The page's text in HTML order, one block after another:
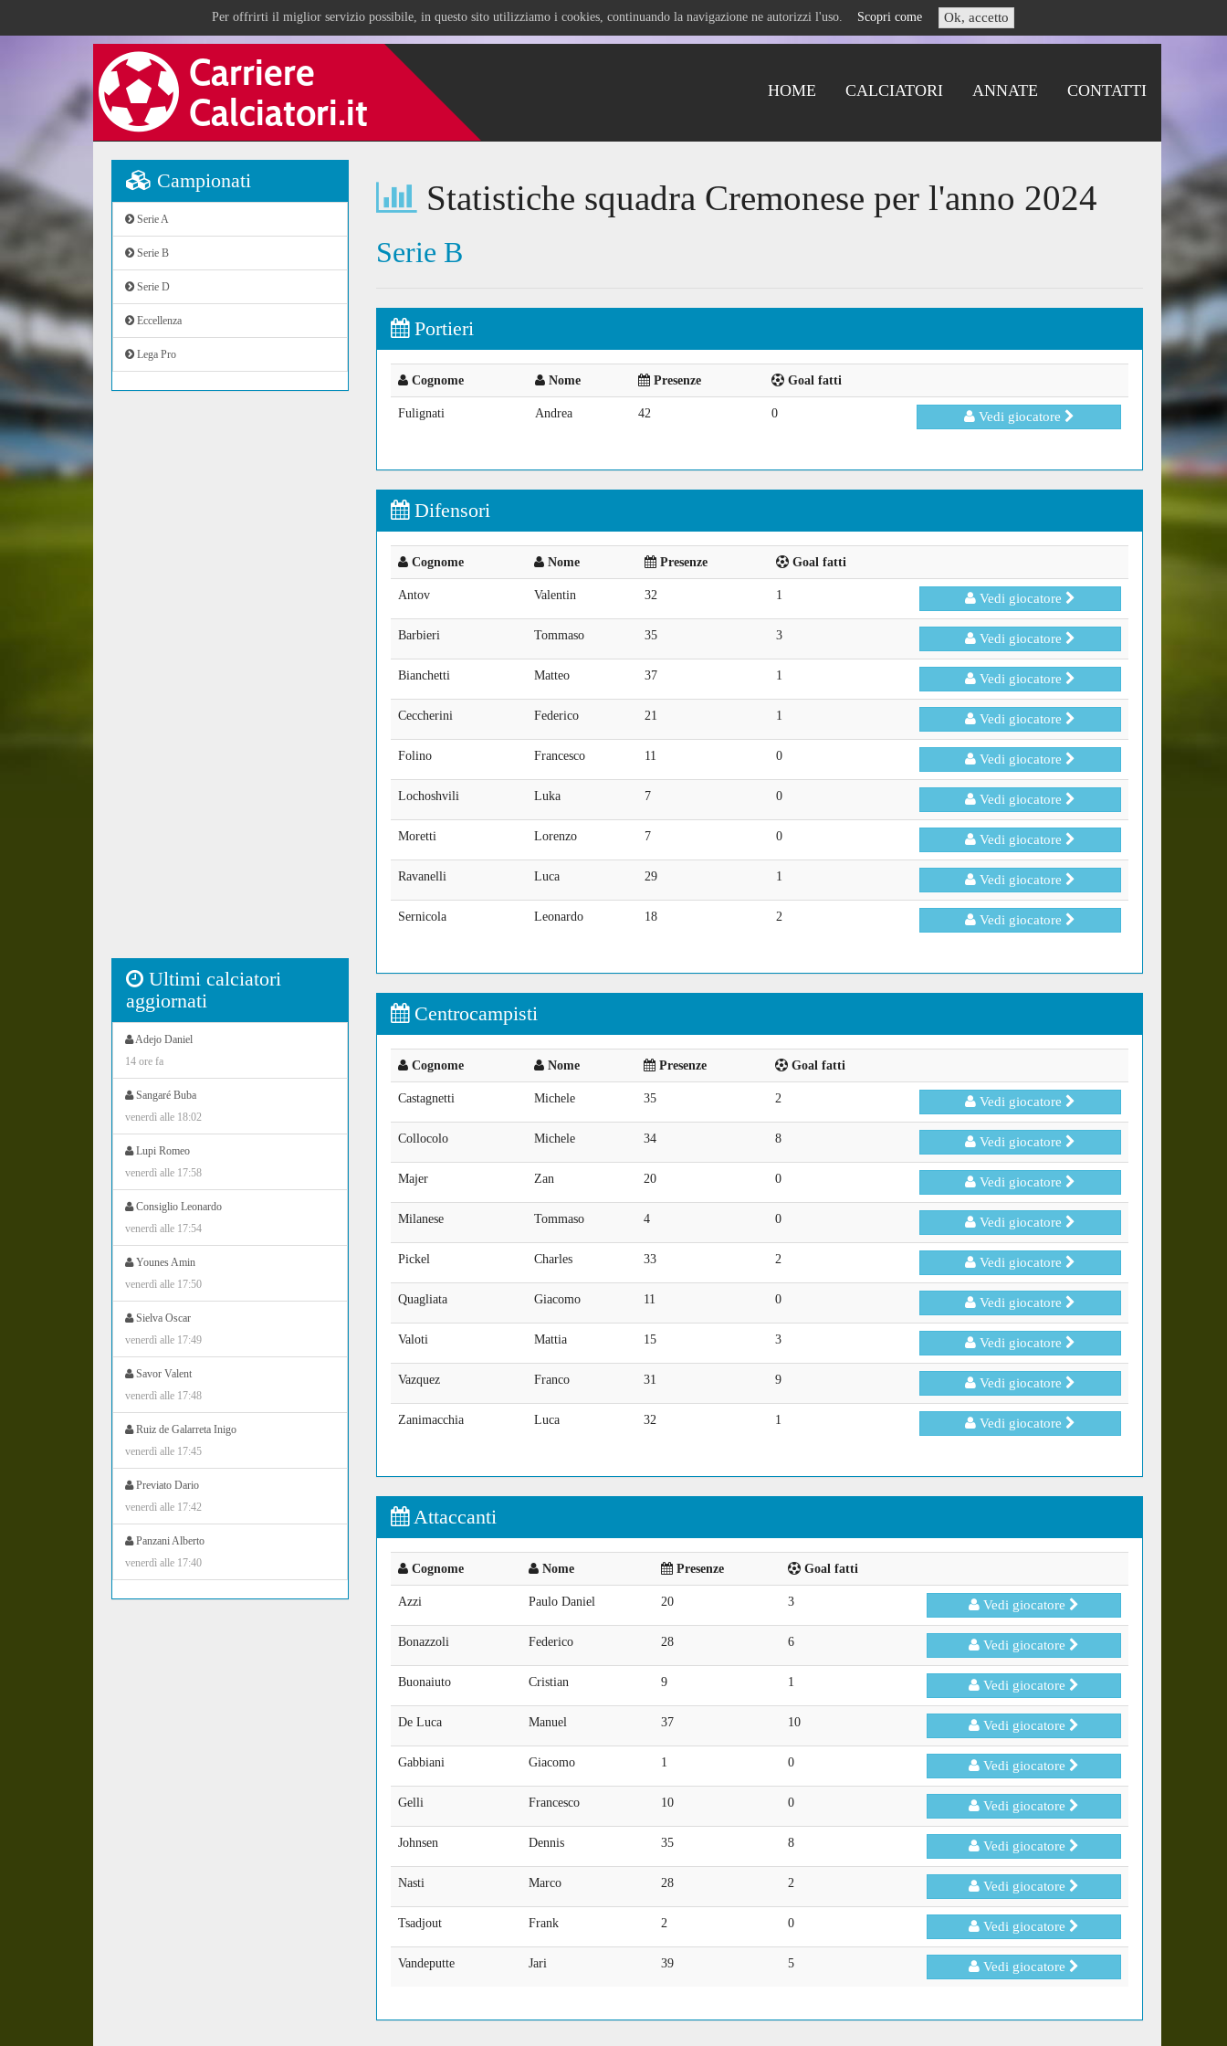
Per offrirti il miglior servizio possibile, in questo sito utilizziamo i cookies, continuando la navigazione ne autorizzi l'uso. Scopri come Ok, accetto
HOME CALCIATORI ANNATE CONTATTI
Campionati
Serie A
Serie B
Serie D
Eccellenza
Lega Pro
Ultimi calciatori
aggiornati
Adejo Daniel
14 ore fa
Sangaré Buba
venerdì alle 18:02
Lupi Romeo
venerdì alle 17:58
Consiglio Leonardo
venerdì alle 17:54
Younes Amin
venerdì alle 17:50
Sielva Oscar
venerdì alle 17:49
Savor Valent
venerdì alle 17:48
Ruiz de Galarreta Inigo
venerdì alle 17:45
Previato Dario
venerdì alle 17:42
Panzani Alberto
venerdì alle 17:40
Statistiche squadra Cremonese per l'anno 2024
Serie B
Portieri
Cognome Nome Presenze Goal fatti
Fulignati Andrea 42 0 Vedi giocatore
Difensori
Cognome Nome Presenze Goal fatti
Antov Valentin 32 1 Vedi giocatore
Barbieri Tommaso 35 3 Vedi giocatore
Bianchetti Matteo 37 1 Vedi giocatore
Ceccherini Federico 21 1 Vedi giocatore
Folino Francesco 11 0 Vedi giocatore
Lochoshvili Luka 7 0 Vedi giocatore
Moretti Lorenzo 7 0 Vedi giocatore
Ravanelli Luca 29 1 Vedi giocatore
Sernicola Leonardo 18 2 Vedi giocatore
Centrocampisti
Cognome Nome Presenze Goal fatti
Castagnetti Michele 35 2 Vedi giocatore
Collocolo Michele 34 8 Vedi giocatore
Majer Zan 20 0 Vedi giocatore
Milanese Tommaso 4 0 Vedi giocatore
Pickel Charles 33 2 Vedi giocatore
Quagliata Giacomo 11 0 Vedi giocatore
Valoti Mattia 15 3 Vedi giocatore
Vazquez Franco 31 9 Vedi giocatore
Zanimacchia Luca 32 1 Vedi giocatore
Attaccanti
Cognome Nome Presenze Goal fatti
Azzi Paulo Daniel 20 3 Vedi giocatore
Bonazzoli Federico 28 6 Vedi giocatore
Buonaiuto Cristian 9 1 Vedi giocatore
De Luca Manuel 37 10 Vedi giocatore
Gabbiani Giacomo 1 0 Vedi giocatore
Gelli Francesco 10 0 Vedi giocatore
Johnsen Dennis 35 8 Vedi giocatore
Nasti Marco 28 2 Vedi giocatore
Tsadjout Frank 2 0 Vedi giocatore
Vandeputte Jari 39 5 Vedi giocatore